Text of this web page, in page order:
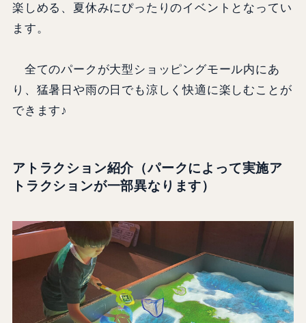
楽しめる、夏休みにぴったりのイベントとなってい
ます。
全てのパークが大型ショッピングモール内にあ
り、猛暑日や雨の日でも涼しく快適に楽しむことが
できます♪
アトラクション紹介（パークによって実施ア
トラクションが一部異なります）